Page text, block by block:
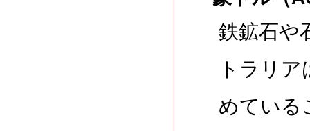
鉄鉱石や
トラリ
めている